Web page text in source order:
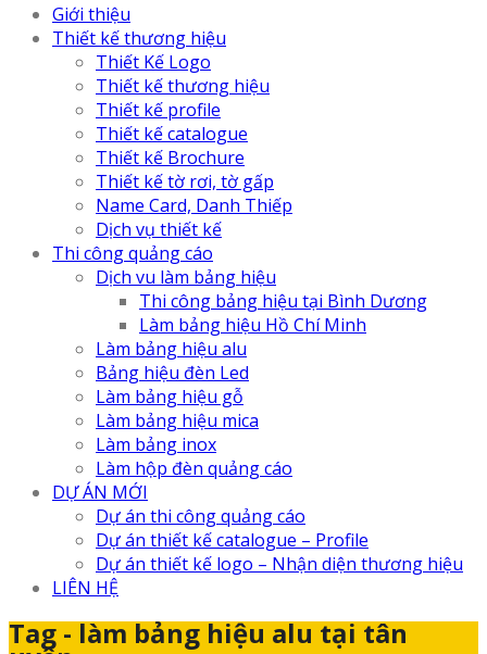
Giới thiệu
Thiết kế thương hiệu
Thiết Kế Logo
Thiết kế thương hiệu
Thiết kế profile
Thiết kế catalogue
Thiết kế Brochure
Thiết kế tờ rơi, tờ gấp
Name Card, Danh Thiếp
Dịch vụ thiết kế
Thi công quảng cáo
Dịch vu làm bảng hiệu
Thi công bảng hiệu tại Bình Dương
Làm bảng hiệu Hồ Chí Minh
Làm bảng hiệu alu
Bảng hiệu đèn Led
Làm bảng hiệu gỗ
Làm bảng hiệu mica
Làm bảng inox
Làm hộp đèn quảng cáo
DỰ ÁN MỚI
Dự án thi công quảng cáo
Dự án thiết kế catalogue – Profile
Dự án thiết kế logo – Nhận diện thương hiệu
LIÊN HỆ
Tag - làm bảng hiệu alu tại tân